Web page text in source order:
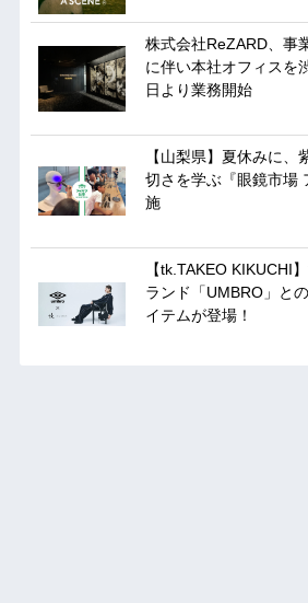
株式会社ReZARD、事
に伴い本社オフィスを
日より業務開始
【山梨県】夏休みに
切さを学ぶ『眼鏡市場
施
【tk.TAKEO KIKUCHI
ランド「UMBRO」と
イテムが登場！